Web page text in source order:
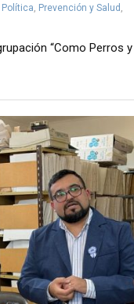
Política, Prevención y Salud ,
“Como Perros y